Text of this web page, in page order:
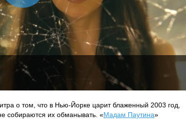
о том, что в Нью-Йорке царит блаженный 2003 год,
собираются их обманывать. «Мадам Паутина»